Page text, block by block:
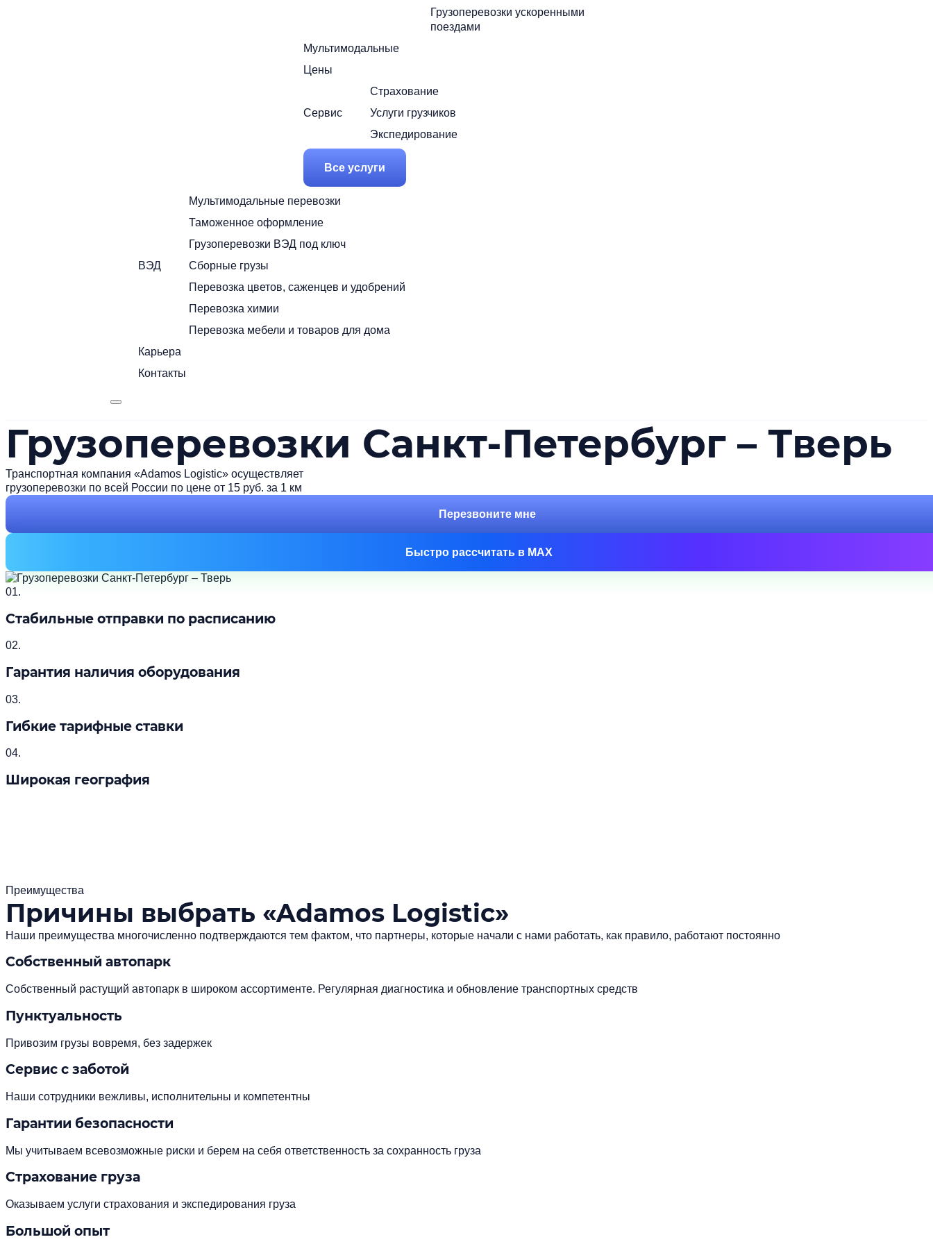
Грузоперевозки ускоренными
поездами
Мультимодальные
Цены
Сервис
Страхование
Услуги грузчиков
Экспедирование
Все услуги
ВЭД
Мультимодальные перевозки
Таможенное оформление
Грузоперевозки ВЭД под ключ
Сборные грузы
Перевозка цветов, саженцев и удобрений
Перевозка химии
Перевозка мебели и товаров для дома
Карьера
Контакты
Грузоперевозки Санкт-Петербург – Тверь
Транспортная компания «Adamos Logistic» осуществляет
грузоперевозки по всей России по цене от 15 руб. за 1 км
Перезвоните мне
Быстро рассчитать в MAX
01.
Стабильные отправки по расписанию
02.
Гарантия наличия оборудования
03.
Гибкие тарифные ставки
04.
Широкая география
Преимущества
Причины выбрать «Adamos Logistic»
Наши преимущества многочисленно подтверждаются тем фактом, что партнеры, которые начали с нами работать, как правило, работают постоянно
Собственный автопарк
Собственный растущий автопарк в широком ассортименте. Регулярная диагностика и обновление транспортных средств
Пунктуальность
Привозим грузы вовремя, без задержек
Сервис с заботой
Наши сотрудники вежливы, исполнительны и компетентны
Гарантии безопасности
Мы учитываем всевозможные риски и берем на себя ответственность за сохранность груза
Страхование груза
Оказываем услуги страхования и экспедирования груза
Большой опыт